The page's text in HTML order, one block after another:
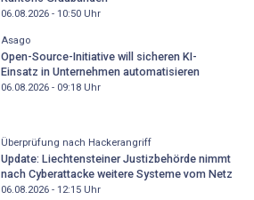
06.08.2026 - 10:50Uhr
Asago
Open-Source-Initiative will sicheren KI-
Einsatz in Unternehmen automatisieren
06.08.2026 - 09:18Uhr
Überprüfung nach Hackerangriff
Update: Liechtensteiner Justizbehörde nimmt
nach Cyberattacke weitere Systeme vom Netz
06.08.2026 - 12:15Uhr